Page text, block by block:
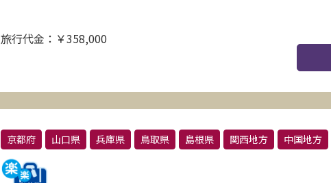
旅行代金：￥358,000
京都府 山口県 兵庫県 鳥取県 島根県 関西地方 中国地方